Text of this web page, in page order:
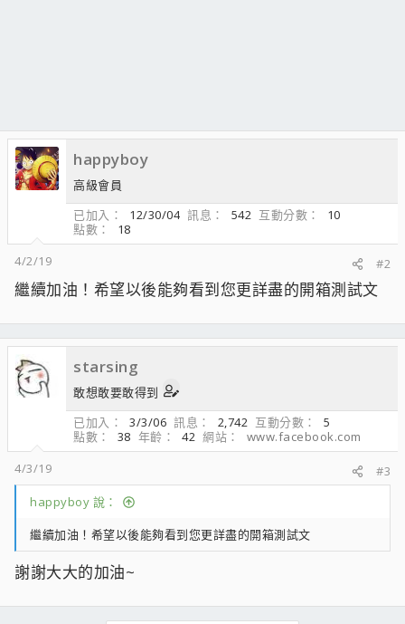
happyboy
高級會員
已加入
12/30/04 訊息 542 互動分數
10
點數
18
4/2/19
#2
繼續加油！希望以後能夠看到您更詳盡的開箱測試文
starsing
敢想敢要敢得到
已加入
3/3/06 訊息 2,742 互動分數
5
點數
38 年齡 42 網站
www.facebook.com
4/3/19
#3
happyboy 說：
繼續加油！希望以後能夠看到您更詳盡的開箱測試文
謝謝大大的加油~